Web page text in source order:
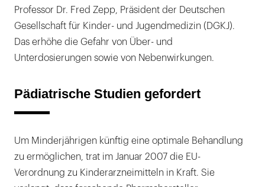
Professor Dr. Fred Zepp, Präsident der Deutschen
Gesellschaft für Kinder- und Jugendmedizin (DGKJ).
Das erhöhe die Gefahr von Über- und
Unterdosierungen sowie von Nebenwirkungen.
Pädiatrische Studien gefordert
Um Minderjährigen künftig eine optimale Behandlung
zu ermöglichen, trat im Januar 2007 die EU-
Verordnung zu Kinderarzneimitteln in Kraft. Sie